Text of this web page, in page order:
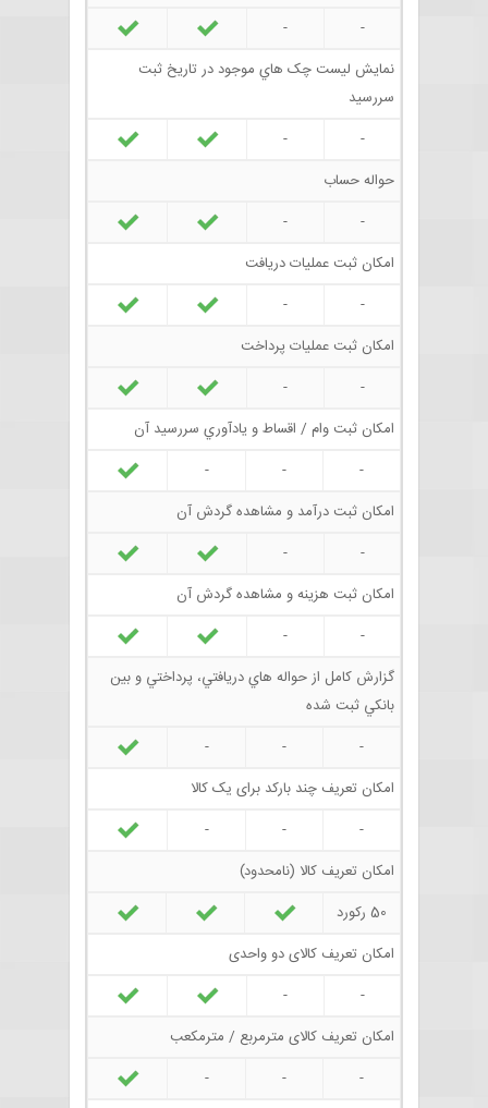
-
-
نمايش ليست چک هاي موجود در تاريخ ثبت
سررسيد
-
-
حواله حساب
-
-
امکان ثبت عمليات دريافت
-
-
امکان ثبت عمليات پرداخت
-
-
امکان ثبت وام / اقساط و يادآوري سررسيد آن
-
-
-
امکان ثبت درآمد و مشاهده گردش آن
-
-
امکان ثبت هزينه و مشاهده گردش آن
-
-
گزارش کامل از حواله هاي دريافتي، پرداختي و بين
بانکي ثبت شده
-
-
-
امکان تعریف چند بارکد برای یک کالا
-
-
-
امکان تعريف کالا (نامحدود)
50 رکورد
امکان تعریف کالای دو واحدی
-
-
امکان تعریف کالای مترمربع / مترمکعب
-
-
-